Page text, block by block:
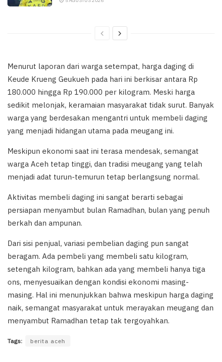
Menurut laporan dari warga setempat, harga daging di
Keude Krueng Geukueh pada hari ini berkisar antara Rp
180.000 hingga Rp 190.000 per kilogram. Meski harga
sedikit melonjak, keramaian masyarakat tidak surut. Banyak
warga yang berdesakan mengantri untuk membeli daging
yang menjadi hidangan utama pada meugang ini.
Meskipun ekonomi saat ini terasa mendesak, semangat
warga Aceh tetap tinggi, dan tradisi meugang yang telah
menjadi adat turun-temurun tetap berlangsung normal.
Aktivitas membeli daging ini sangat berarti sebagai
persiapan menyambut bulan Ramadhan, bulan yang penuh
berkah dan ampunan.
Dari sisi penjual, variasi pembelian daging pun sangat
beragam. Ada pembeli yang membeli satu kilogram,
setengah kilogram, bahkan ada yang membeli hanya tiga
ons, menyesuaikan dengan kondisi ekonomi masing-
masing. Hal ini menunjukkan bahwa meskipun harga daging
naik, semangat masyarakat untuk merayakan meugang dan
menyambut Ramadhan tetap tak tergoyahkan.
Tags: berita aceh